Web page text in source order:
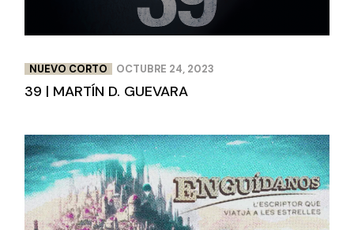
NUEVO CORTO OCTUBRE 24, 2023
39 | MARTÍN D. GUEVARA